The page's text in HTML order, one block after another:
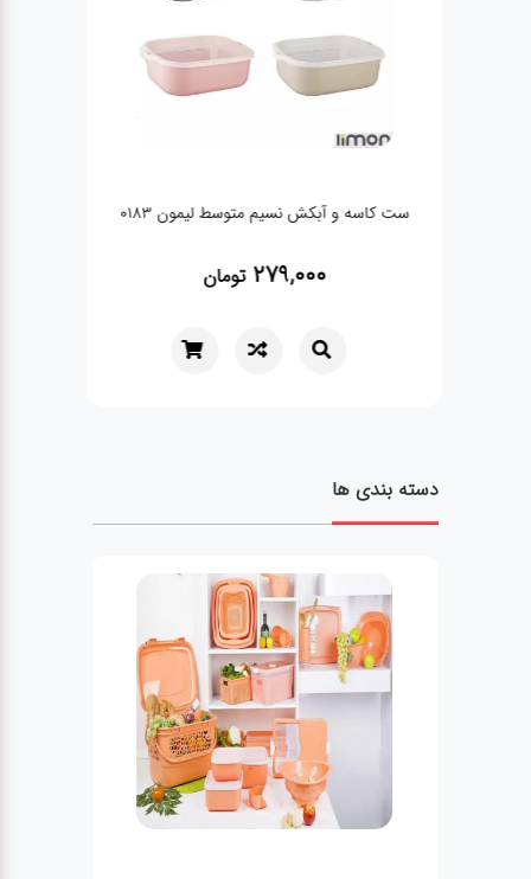
ست کاسه و آبکش نسیم متوسط لیمون 0183
279,000 تومان
دسته بندی ها